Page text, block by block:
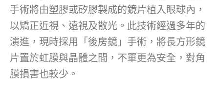
手術將由塑膠或矽膠製成的鏡片植入眼球內，
以矯正近視、遠視及散光。此技術經過多年的
演進，現時採用「後房鏡」手術，將長方形鏡
片置於虹膜與晶體之間，不單更為安全，對角
膜損害也較少。